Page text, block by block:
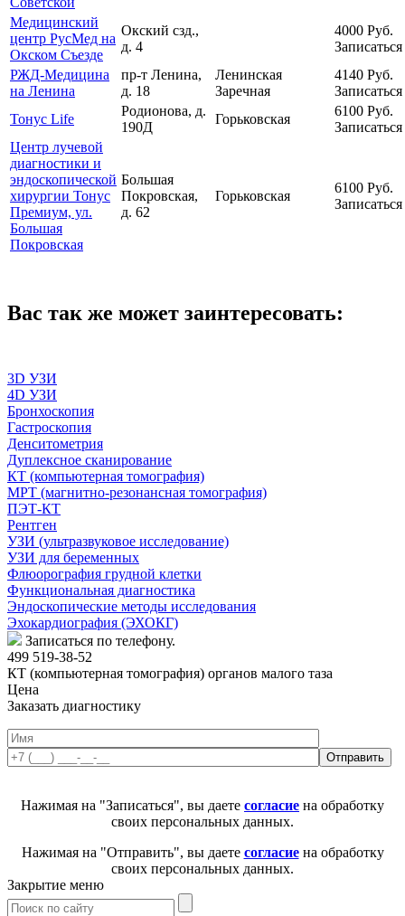
Медицинский
центр РусМед на
Окском Съезде
Окский сзд.,
д. 4
4000 Руб.
Записаться
РЖД-Медицина
на Ленина
пр-т Ленина,
д. 18
Ленинская
Заречная
4140 Руб.
Записаться
Тонус Life
Родионова, д.
190Д
Горьковская
6100 Руб.
Записаться
Центр лучевой
диагностики и
эндоскопической
хирургии Тонус
Премиум, ул.
Большая
Покровская
Большая
Покровская,
д. 62
Горьковская
6100 Руб.
Записаться
Вас так же может заинтересовать:
3D УЗИ
4D УЗИ
Бронхоскопия
Гастроскопия
Денситометрия
Дуплексное сканирование
КТ (компьютерная томография)
МРТ (магнитно-резонансная томография)
ПЭТ-КТ
Рентген
УЗИ (ультразвуковое исследование)
УЗИ для беременных
Флюорография грудной клетки
Функциональная диагностика
Эндоскопические методы исследования
Эхокардиография (ЭХОКГ)
Записаться по телефону.
499 519-38-52
КТ (компьютерная томография) органов малого таза
Цена
Заказать диагностику
Нажимая на "Записаться", вы даете согласие на обработку
своих персональных данных.
Нажимая на "Отправить", вы даете согласиена обработку
своих персональных данных.
Закрытие меню